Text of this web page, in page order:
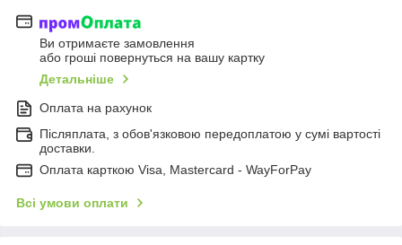
Ви отримаєте замовлення
або гроші повернуться на вашу картку
Детальніше
Оплата на рахунок
Післяплата, з обов'язковою передоплатою у сумі вартості
доставки.
Оплата карткою Visa, Mastercard - WayForPay
Всі умови оплати